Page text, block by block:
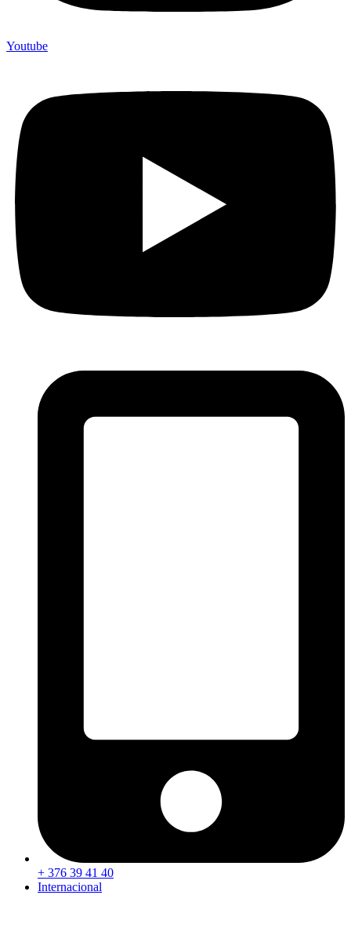
Youtube
+ 376 39 41 40
Internacional